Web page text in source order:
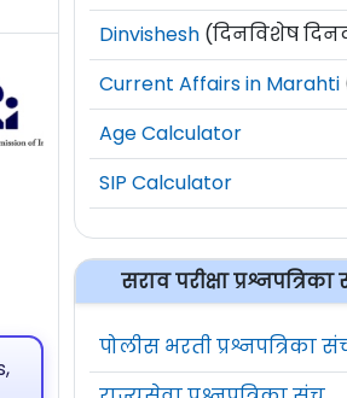
Dinvishesh (दिनविशेष
Current Affairs in Marahti
Age Calculator
SIP Calculator
सराव परीक्षा
पोलीस भरती प्रश्नपत्रिका